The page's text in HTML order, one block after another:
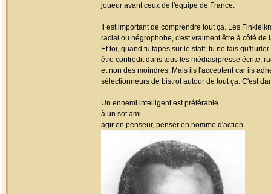
joueur avant ceux de l'équipe de France.
Il est important de comprendre tout ça. Les
racial ou négrophobe, c'est vraiment être à côté de
Et toi, quand tu tapes sur le staff, tu ne fais
être contredit dans tous les médias(presse écrite,
et non des moindres. Mais ils l'acceptent car ils
sélectionneurs de bistrot autour de tout ça. C'est
Un ennemi intelligent est préférable
à un sot ami
agir en penseur, penser en homme d'action